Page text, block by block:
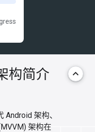
构简介 keyboard_arrow_up
Android 架构、
架构在